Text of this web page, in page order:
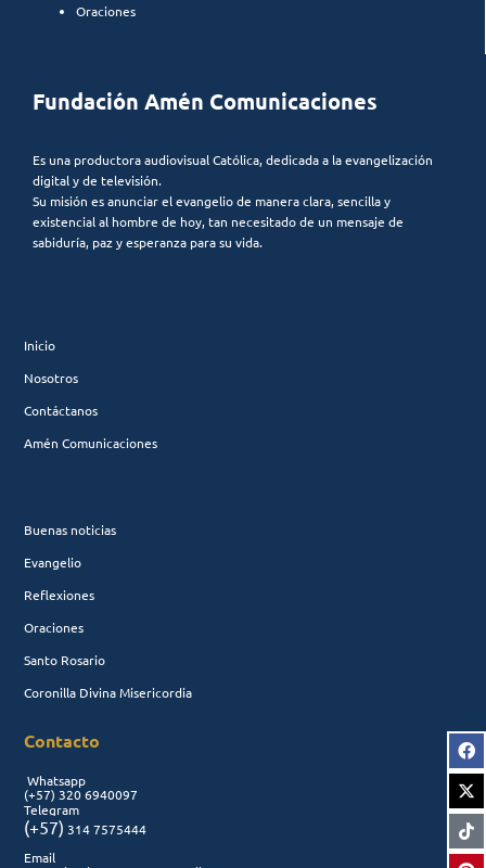
Oraciones
Fundación Amén Comunicaciones
Es una productora audiovisual Católica, dedicada a la evangelización
digital y de televisión.
Su misión es anunciar el evangelio de manera clara, sencilla y
existencial al hombre de hoy, tan necesitado de un mensaje de
sabiduría, paz y esperanza para su vida.
Inicio
Nosotros
Contáctanos
Amén Comunicaciones
Buenas noticias
Evangelio
Reflexiones
Oraciones
Santo Rosario
Coronilla Divina Misericordia
Contacto
Whatsapp
(+57) 320 6940097
Telegram
(+57) 314 7575444
Email